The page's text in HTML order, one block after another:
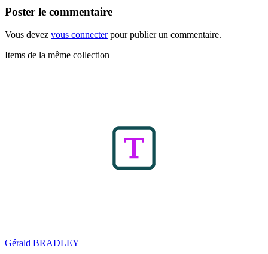
Poster le commentaire
Vous devez vous connecterpour publier un commentaire.
Items de la même collection
Gérald BRADLEY